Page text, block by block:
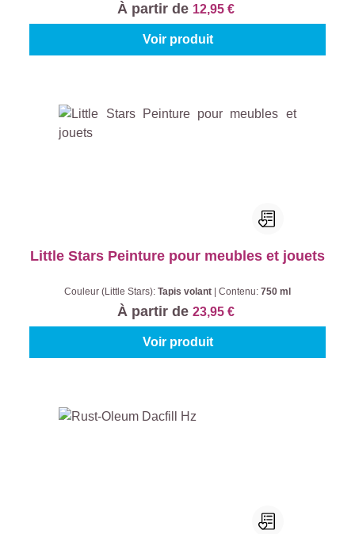
À partir de 12,95 €
Voir produit
Little Stars Peinture pour meubles et jouets
Couleur (Little Stars): Tapis volant Contenu: 750 ml
À partir de 23,95 €
Voir produit